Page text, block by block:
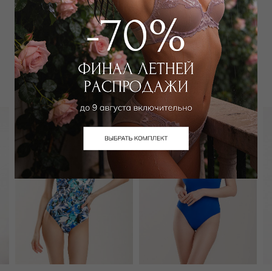
Забронировать в магазине
Вам может подойти